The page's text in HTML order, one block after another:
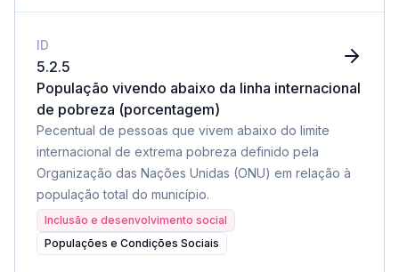
ID
5.2.5
População vivendo abaixo da linha internacional
de pobreza (porcentagem)
Pecentual de pessoas que vivem abaixo do limite
internacional de extrema pobreza definido pela
Organização das Nações Unidas (ONU) em relação à
população total do município.
Inclusão e desenvolvimento social
Populações e Condições Sociais